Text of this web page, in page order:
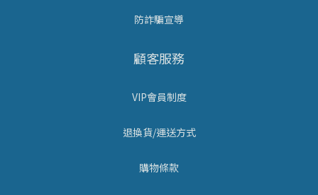
防詐騙宣導
顧客服務
VIP會員制度
退換貨/運送方式
購物條款